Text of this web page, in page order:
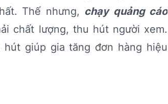
Thế nhưng, chạy quảng cáo
chất lượng, thu hút người xem.
giúp gia tăng đơn hàng hiệu